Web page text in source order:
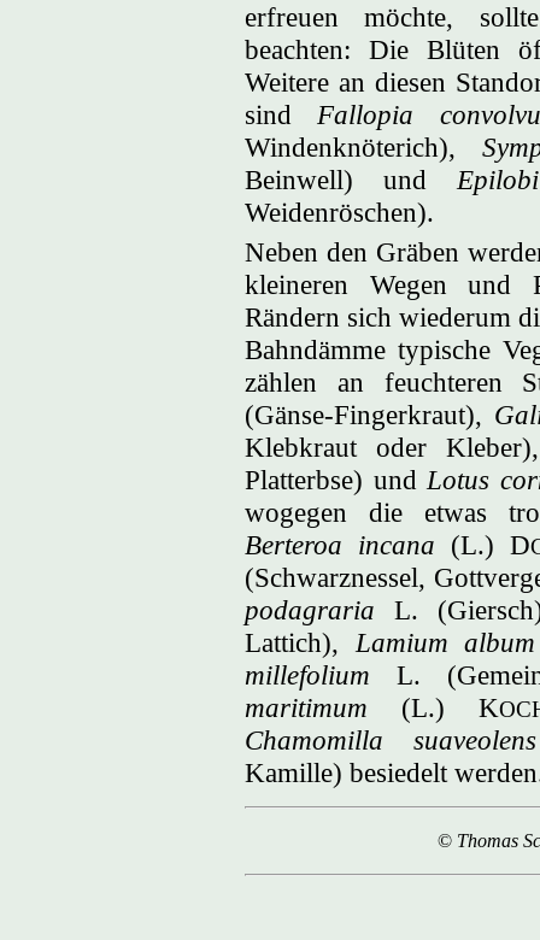
erfreuen möchte,
beachten: Die Blüten
Weitere an diesen
sind Fallopia
Windenknöterich),
Beinwell) und
Weidenröschen).
Neben den Gräben
kleineren Wegen und
Rändern sich wiederum
Bahndämme typische
zählen an feuchteren
(Gänse-Fingerkraut),
Klebkraut oder
Platterbse) und Lotus
wogegen die etwas
Berteroa incana (L.) D
(Schwarznessel,
podagraria L.
Lattich), Lamium album
millefolium L.
maritimum (L.) K
Chamomilla suaveolens
Kamille) besiedelt
© Thomas